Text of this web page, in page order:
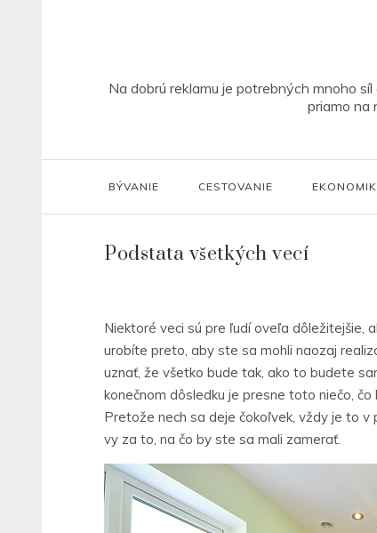
Na dobrú reklamu je potrebných mnoho
priamo na
BÝVANIE CESTOVANIE
Podstata všetkých vecí
Niektoré veci sú pre ľudí oveľa dôležitejšie,
urobíte preto, aby ste sa mohli naozaj
uznať, že všetko bude tak, ako to budete
konečnom dôsledku je presne toto niečo,
Pretože nech sa deje čokoľvek, vždy je to
vy za to, na čo by ste sa mali zamerať.